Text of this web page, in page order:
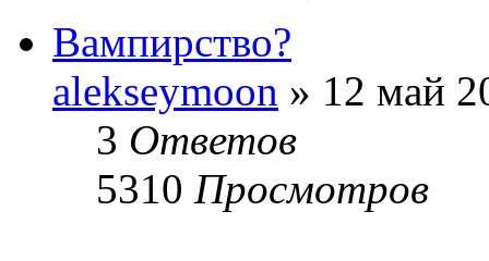
Вампирство?
alekseymoon » 12 май
3 Ответов
5310 Просмотров